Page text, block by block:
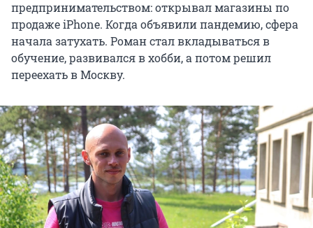
предпринимательством: открывал магазины по
продаже iPhone. Когда объявили пандемию, сфера
начала затухать. Роман стал вкладываться в
обучение, развивался в хобби, а потом решил
переехать в Москву.